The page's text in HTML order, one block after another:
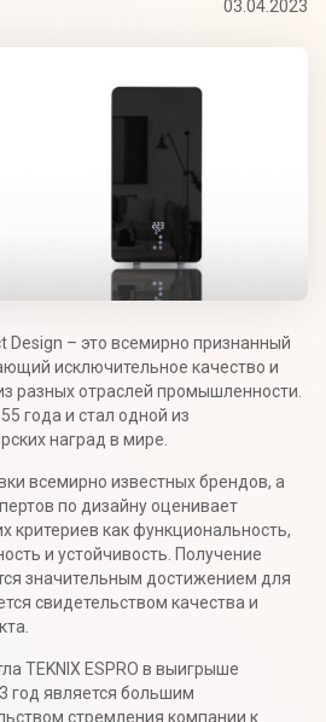
03.04.2023
Design – это всемирно признанный
исключительное качество и
разных отраслей промышленности.
года и стал одной из
наград в мире.
всемирно известных брендов, а
по дизайну оценивает
критериев как функциональность,
и устойчивость. Получение
значительным достижением для
свидетельством качества и
TEKNIX ESPRO в выигрыше
год является большим
стремления компании к